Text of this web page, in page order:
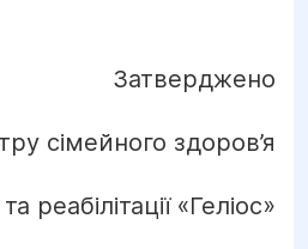
Затверджено
сімейного здоров’я
та реабілітації «Геліос»